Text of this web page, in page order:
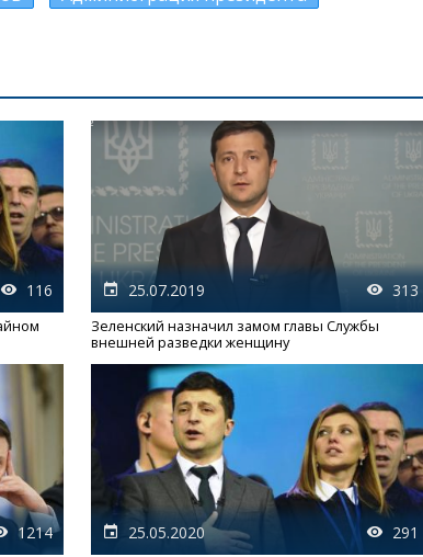
116 25.07.2019 313
Зеленский назначил замом главы Службы
внешней разведки женщину
1214 25.05.2020 291